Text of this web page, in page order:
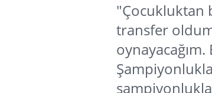
"Çocukluktan
transfer